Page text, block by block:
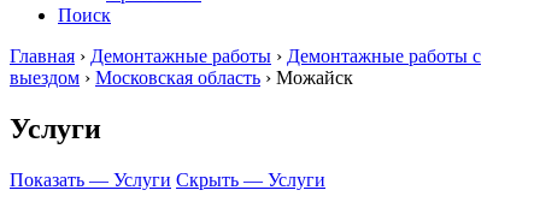
Поиск
Главная › Демонтажные работы › Демонтажные работы с
выездом › Московская область › Можайск
Услуги
Показать — Услуги Скрыть — Услуги